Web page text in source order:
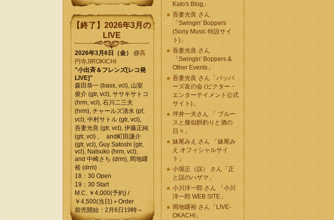
【終了】2026年3月の
LIVE
2026年3月6日（金） @高
円寺JIROKICHI
"小出斉＆フレンズ[レコ発
LIVE]"
森田恭一 (bass, vcl), 山室
俊介 (gtr, vcl), ササキサトコ
(hrm, vcl), 石川二三夫
(hrm), チャールズ清水 (pf,
vcl), 中村サトル (gtr, vcl),
吾妻光良 (gtr, vcl), 伊藤正純
(gtr, vcl) , and町田謙介
(gtr, vcl), Guy Satoshi (gtr,
vcl), Natsuko (hrm, vcl),
and 中崎さち (drm), 岡地曙
裕 (drm)
18：30 Open
19：30 Start
M.C. ￥4,000(予約) /
￥4,500(当日)＋Order
前売開始：2月6日19時～
Kato's Blog」
吾妻光良 さん
「Swingin' Boppers
(Sony Music 特設サイ
ト)」
吾妻光良 さん
「Swingin' Boppers &
Other Events」
吾妻光良 さん「バッパ
ーズ友の会 (ビクター・
エンターテイメント公式
サイト)」
坪井一夫さん 「 ブルー
スと擬似餌釣りと酒の
日々」
妹尾みえ さん 「妹尾み
え オフィシャルサイ
ト」
小堀正（誤） さん「正
と誤のハザマ」
小川洋一郎 さん 「小川
洋一郎 WEB SITE」
岡地曙裕 さん「LIVE-
OKACHI」